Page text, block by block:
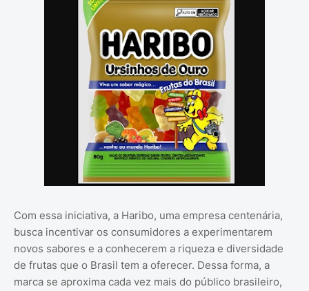
Com essa iniciativa, a Haribo, uma empresa centenária,
busca incentivar os consumidores a experimentarem
novos sabores e a conhecerem a riqueza e diversidade
de frutas que o Brasil tem a oferecer. Dessa forma, a
marca se aproxima cada vez mais do público brasileiro,